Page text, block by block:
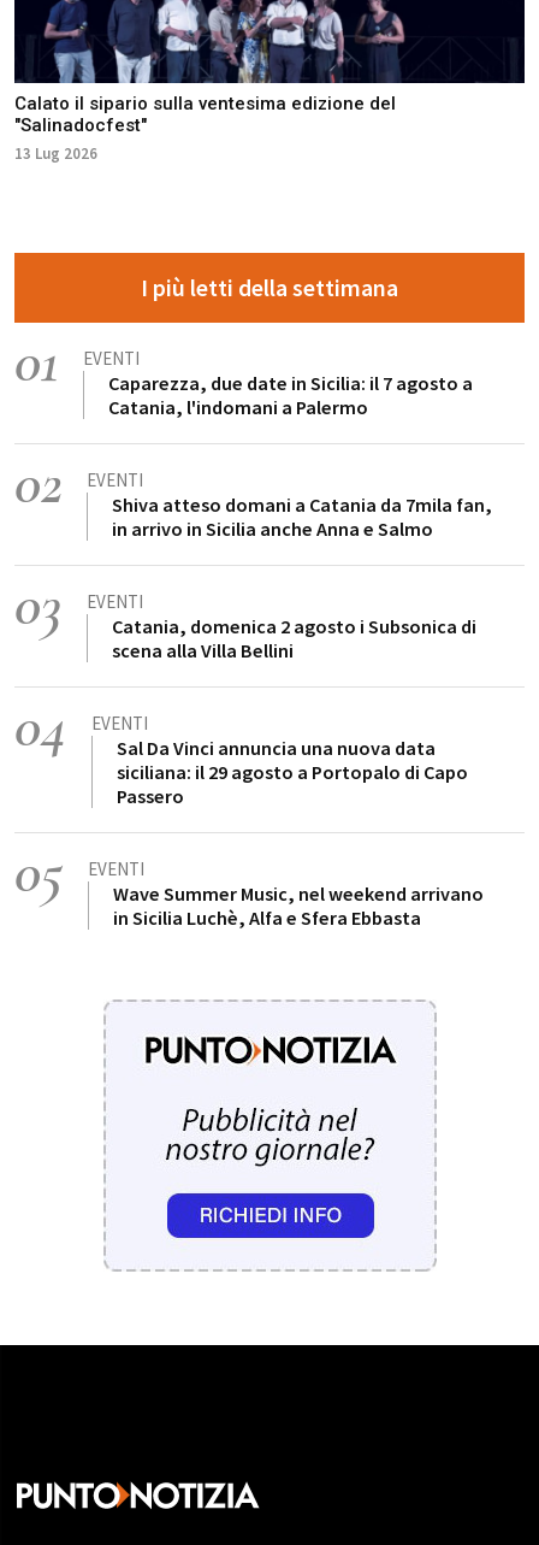
Calato il sipario sulla ventesima edizione del
"Salinadocfest"
13 Lug 2026
I più letti della settimana
01 EVENTI
Caparezza, due date in Sicilia: il 7 agosto a
Catania, l'indomani a Palermo
02 EVENTI
Shiva atteso domani a Catania da 7mila fan,
in arrivo in Sicilia anche Anna e Salmo
03 EVENTI
Catania, domenica 2 agosto i Subsonica di
scena alla Villa Bellini
04 EVENTI
Sal Da Vinci annuncia una nuova data
siciliana: il 29 agosto a Portopalo di Capo
Passero
05 EVENTI
Wave Summer Music, nel weekend arrivano
in Sicilia Luchè, Alfa e Sfera Ebbasta